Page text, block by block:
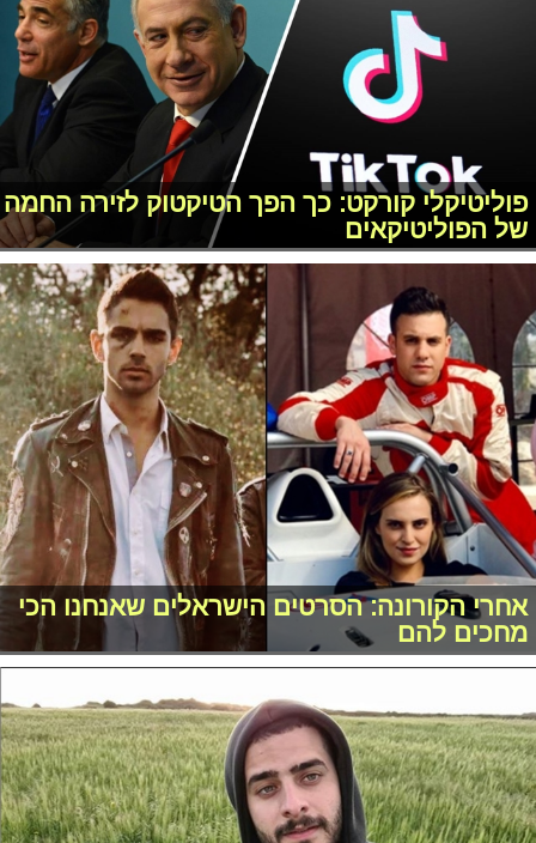
פוליטיקלי קורקט: כך הפך הטיקטוק לזירה החמה
של הפוליטיקאים
אחרי הקורונה: הסרטים הישראלים שאנחנו הכי
מחכים להם